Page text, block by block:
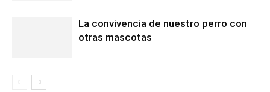
La convivencia de nuestro perro con
otras mascotas